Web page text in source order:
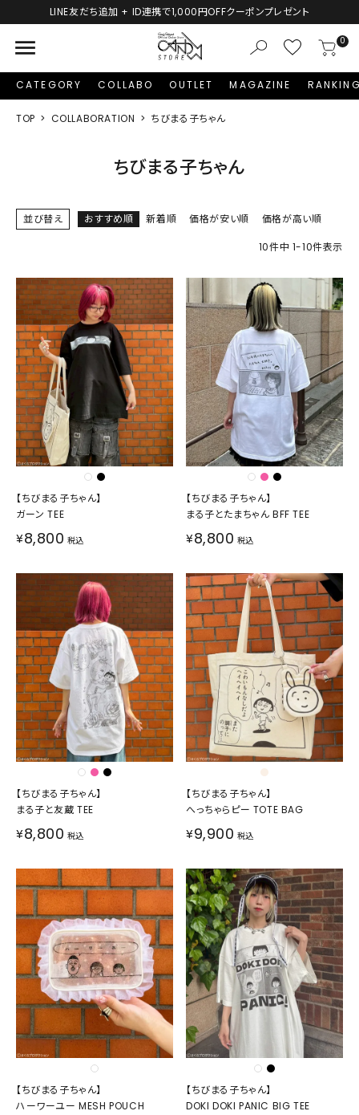
LINE友だち追加 + ID連携で1,000円OFFクーポンプレゼント
menu 0
CATEGORY COLLABO OUTLET MAGAZINE
TOP COLLABORATION ちびまる子ちゃん
ちびまる子ちゃん
並び替え おすすめ順 新着順 価格が安い順 価格が高い順
10件中 1-10件表示
【ちびまる子ちゃん】
ガーン TEE
¥8,800 税込
【ちびまる子ちゃん】
まる子とたまちゃん BFF TEE
¥8,800 税込
【ちびまる子ちゃん】
まる子と友蔵 TEE
¥8,800 税込
【ちびまる子ちゃん】
へっちゃらピー TOTE BAG
¥9,900 税込
【ちびまる子ちゃん】
ハーワーユー MESH POUCH
【ちびまる子ちゃん】
DOKI DOKI PANIC BIG TEE